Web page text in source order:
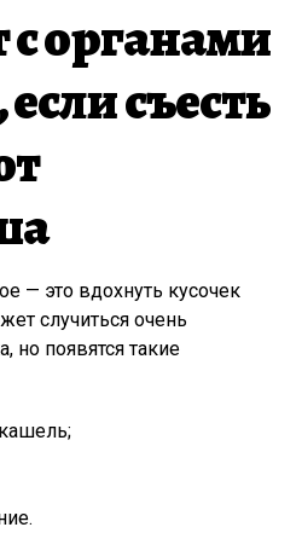
с органами
съесть
— это вдохнуть кусочек
случиться очень
но появятся такие